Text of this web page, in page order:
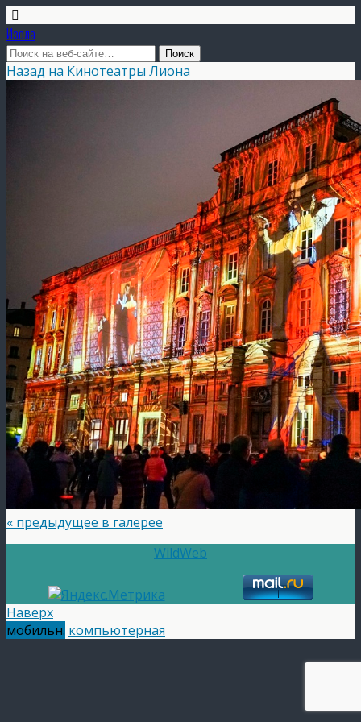
Изола
Назад на Кинотеатры Лиона
« предыдущее в галерее
WildWeb
Наверх
мобильн. компьютерная